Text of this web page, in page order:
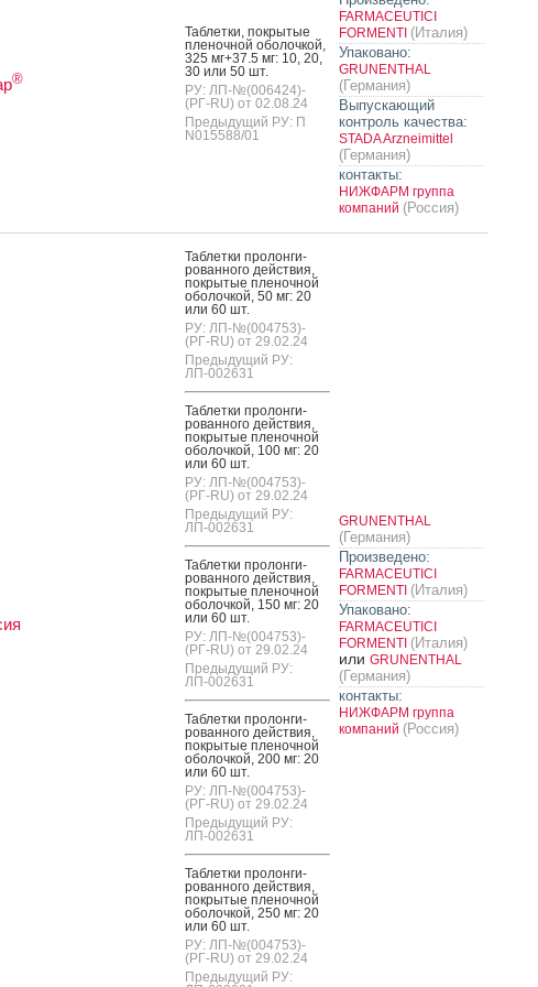
®
Таб­летки, пок­ры­тые
пле­ноч­ной обо­лоч­кой,
325 мг+37.5 мг: 10, 20,
30 или 50 шт.
РУ: ЛП-№(006424)-
(РГ-RU) от 02.08.24
Предыдущий РУ: П
N015588/01
FARMACEUTICI
FORMENTI (Италия)
Упаковано:
GRUNENTHAL
(Германия)
Выпускающий
контроль качества:
STADA Arzneimittel
(Германия)
контакты:
НИЖФАРМ группа
компаний (Россия)
Таб­летки про­лон­ги­
рован­но­го дей­ствия,
пок­ры­тые пле­ноч­ной
обо­лоч­кой, 50 мг: 20
или 60 шт.
РУ: ЛП-№(004753)-
(РГ-RU) от 29.02.24
Предыдущий РУ:
ЛП-002631
Таб­летки про­лон­ги­
рован­но­го дей­ствия,
пок­ры­тые пле­ноч­ной
обо­лоч­кой, 100 мг: 20
или 60 шт.
РУ: ЛП-№(004753)-
(РГ-RU) от 29.02.24
Предыдущий РУ:
ЛП-002631
Таб­летки про­лон­ги­
рован­но­го дей­ствия,
пок­ры­тые пле­ноч­ной
обо­лоч­кой, 150 мг: 20
или 60 шт.
РУ: ЛП-№(004753)-
(РГ-RU) от 29.02.24
Предыдущий РУ:
ЛП-002631
Таб­летки про­лон­ги­
рован­но­го дей­ствия,
пок­ры­тые пле­ноч­ной
обо­лоч­кой, 200 мг: 20
или 60 шт.
РУ: ЛП-№(004753)-
(РГ-RU) от 29.02.24
Предыдущий РУ:
ЛП-002631
Таб­летки про­лон­ги­
рован­но­го дей­ствия,
пок­ры­тые пле­ноч­ной
обо­лоч­кой, 250 мг: 20
или 60 шт.
РУ: ЛП-№(004753)-
(РГ-RU) от 29.02.24
Предыдущий РУ:
GRUNENTHAL
(Германия)
Произведено:
FARMACEUTICI
FORMENTI (Италия)
Упаковано:
FARMACEUTICI
FORMENTI (Италия)
или GRUNENTHAL
(Германия)
контакты:
НИЖФАРМ группа
компаний (Россия)